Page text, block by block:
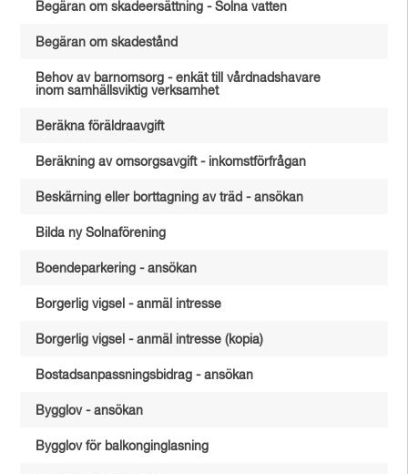
Begäran om skadeersättning - Solna vatten
Begäran om skadestånd
Behov av barnomsorg - enkät till vårdnadshavare
inom samhällsviktig verksamhet
Beräkna föräldraavgift
Beräkning av omsorgsavgift - inkomstförfrågan
Beskärning eller borttagning av träd - ansökan
Bilda ny Solnaförening
Boendeparkering - ansökan
Borgerlig vigsel - anmäl intresse
Borgerlig vigsel - anmäl intresse (kopia)
Bostadsanpassningsbidrag - ansökan
Bygglov - ansökan
Bygglov för balkonginglasning